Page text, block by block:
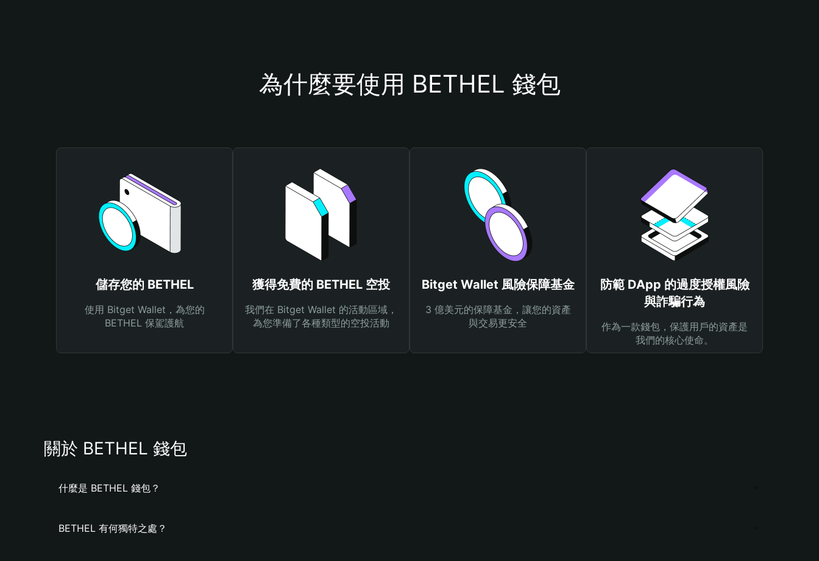
為什麼要使用 BETHEL 錢包
儲存您的 BETHEL
使用 Bitget Wallet，為您的
BETHEL 保駕護航
獲得免費的 BETHEL 空投
我們在 Bitget Wallet 的活動區域，
為您準備了各種類型的空投活動
Bitget Wallet 風險保障基金
3 億美元的保障基金，讓您的資產
與交易更安全
防範 DApp 的過度授權風險
與詐騙行為
作為一款錢包，保護用戶的資產是
我們的核心使命。
關於 BETHEL 錢包
什麼是 BETHEL 錢包？
BETHEL 有何獨特之處？